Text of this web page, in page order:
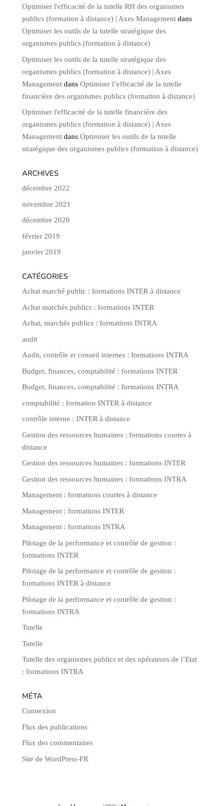
Optimiser l'efficacité de la tutelle RH des organismes
publics (formation à distance) | Axes Managementdans
Optimiser les outils de la tutelle stratégique des
organismes publics (formation à distance)
Optimiser les outils de la tutelle stratégique des
organismes publics (formation à distance) | Axes
Managementdans Optimiser l’efficacité de la tutelle
financière des organismes publics (formation à distance)
Optimiser l'efficacité de la tutelle financière des
organismes publics (formation à distance) | Axes
Managementdans Optimiser les outils de la tutelle
stratégique des organismes publics (formation à distance)
ARCHIVES
décembre 2022
novembre 2021
décembre 2020
février 2019
janvier 2019
CATÉGORIES
Achat marché public : formations INTER à distance
Achat marchés publics : formations INTER
Achat, marchés publics : formations INTRA
audit
Audit, contrôle et conseil internes : formations INTRA
Budget, finances, comptabilité : formations INTER
Budget, finances, comptabilité : formations INTRA
comptabilité : formation INTER à distance
contrôle interne : INTER à distance
Gestion des ressources humaines : formations courtes à
distance
Gestion des ressources humaines : formations INTER
Gestion des ressources humaines : formations INTRA
Management : formations courtes à distance
Management : formations INTER
Management : formations INTRA
Pilotage de la performance et contrôle de gestion :
formations INTER
Pilotage de la performance et contrôle de gestion :
formations INTER à distance
Pilotage de la performance et contrôle de gestion :
formations INTRA
Tutelle
Tutelle
Tutelle des organismes publics et des opérateurs de l’Etat
: formations INTRA
MÉTA
Connexion
Flux des publications
Flux des commentaires
Site de WordPress-FR